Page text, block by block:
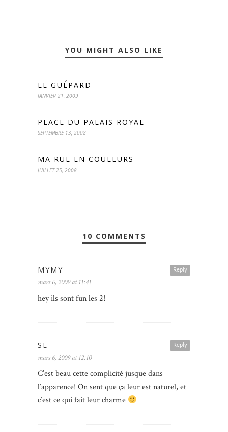
YOU MIGHT ALSO LIKE
LE GUÉPARD
JANVIER 21, 2009
PLACE DU PALAIS ROYAL
SEPTEMBRE 13, 2008
MA RUE EN COULEURS
JUILLET 25, 2008
10 COMMENTS
Reply
MYMY
mars 6, 2009 at 11:41
hey ils sont fun les 2!
Reply
SL
mars 6, 2009 at 12:10
C’est beau cette complicité jusque dans
l’apparence! On sent que ça leur est naturel, et
c’est ce qui fait leur charme